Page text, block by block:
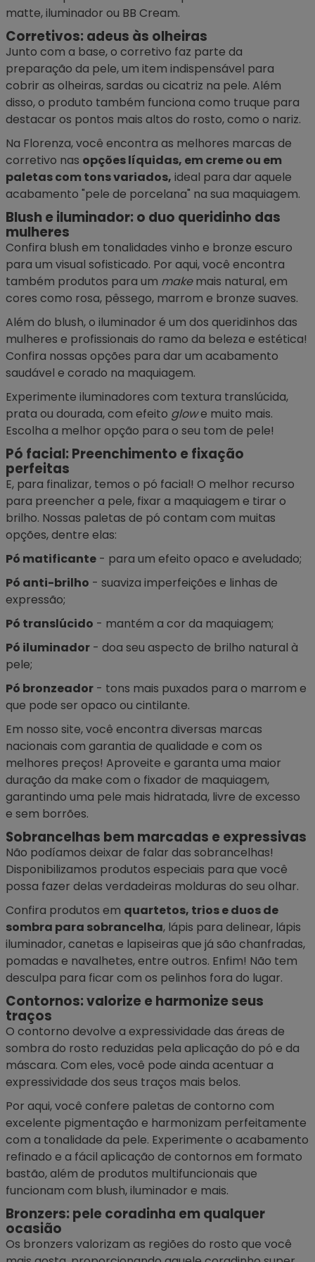
matte, iluminador ou BB Cream.
Corretivos: adeus às olheiras
Junto com a base, o corretivo faz parte da
preparação da pele, um item indispensável para
cobrir as olheiras, sardas ou cicatriz na pele. Além
disso, o produto também funciona como truque para
destacar os pontos mais altos do rosto, como o nariz.
Na Florenza, você encontra as melhores marcas de
corretivo nas opções líquidas, em creme ou em
paletas com tons variados, ideal para dar aquele
acabamento "pele de porcelana" na sua maquiagem.
Blush e iluminador: o duo queridinho das
mulheres
Confira blush em tonalidades vinho e bronze escuro
para um visual sofisticado. Por aqui, você encontra
também produtos para um makemais natural, em
cores como rosa, pêssego, marrom e bronze suaves.
Além do blush, o iluminador é um dos queridinhos das
mulheres e profissionais do ramo da beleza e estética!
Confira nossas opções para dar um acabamento
saudável e corado na maquiagem.
Experimente iluminadores com textura translúcida,
prata ou dourada, com efeito glowe muito mais.
Escolha a melhor opção para o seu tom de pele!
Pó facial: Preenchimento e fixação
perfeitas
E, para finalizar, temos o pó facial! O melhor recurso
para preencher a pele, fixar a maquiagem e tirar o
brilho. Nossas paletas de pó contam com muitas
opções, dentre elas:
Pó matificante - para um efeito opaco e aveludado;
Pó anti-brilho - suaviza imperfeições e linhas de
expressão;
Pó translúcido - mantém a cor da maquiagem;
Pó iluminador - doa seu aspecto de brilho natural à
pele;
Pó bronzeador - tons mais puxados para o marrom e
que pode ser opaco ou cintilante.
Em nosso site, você encontra diversas marcas
nacionais com garantia de qualidade e com os
melhores preços! Aproveite e garanta uma maior
duração da make com o fixador de maquiagem,
garantindo uma pele mais hidratada, livre de excesso
e sem borrões.
Sobrancelhas bem marcadas e expressivas
Não podíamos deixar de falar das sobrancelhas!
Disponibilizamos produtos especiais para que você
possa fazer delas verdadeiras molduras do seu olhar.
Confira produtos em quartetos, trios e duos de
sombra para sobrancelha, lápis para delinear, lápis
iluminador, canetas e lapiseiras que já são chanfradas,
pomadas e navalhetes, entre outros. Enfim! Não tem
desculpa para ficar com os pelinhos fora do lugar.
Contornos: valorize e harmonize seus
traços
O contorno devolve a expressividade das áreas de
sombra do rosto reduzidas pela aplicação do pó e da
máscara. Com eles, você pode ainda acentuar a
expressividade dos seus traços mais belos.
Por aqui, você confere paletas de contorno com
excelente pigmentação e harmonizam perfeitamente
com a tonalidade da pele. Experimente o acabamento
refinado e a fácil aplicação de contornos em formato
bastão, além de produtos multifuncionais que
funcionam com blush, iluminador e mais.
Bronzers: pele coradinha em qualquer
ocasião
Os bronzers valorizam as regiões do rosto que você